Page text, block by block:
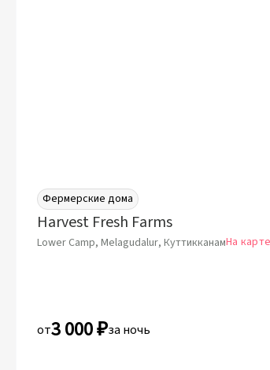
Фермерские дома
Harvest Fresh Farms
Lower Camp, Melagudalur, КуттикканамНа карте
от3 000 ₽за ночь